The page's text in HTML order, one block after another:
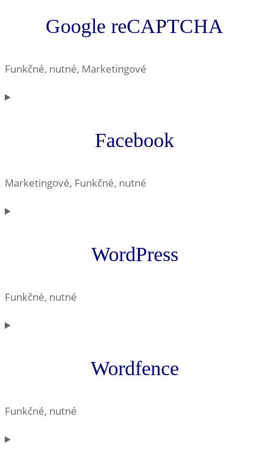
Google reCAPTCHA
Funkčné, nutné, Marketingové
Consent
Facebook
Marketingové, Funkčné, nutné
Consent
WordPress
Funkčné, nutné
Consent
Wordfence
Funkčné, nutné
Consent